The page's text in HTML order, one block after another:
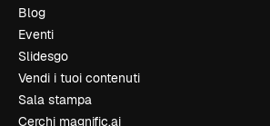
Blog
Eventi
Slidesgo
Vendi i tuoi contenuti
Sala stampa
Cerchi magnific.ai